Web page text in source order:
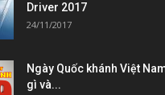
Driver 2017
24/11/2017
Ngày Quốc khánh Việt
gì và...